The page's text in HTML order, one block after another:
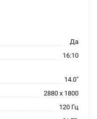
Да
16:10
14.0"
2880 x 1800
120 Гц